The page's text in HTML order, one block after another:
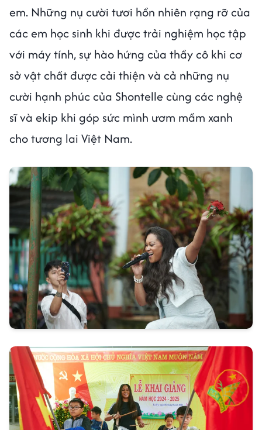
em. Những nụ cười tươi hồn nhiên rạng rỡ của
các em học sinh khi được trải nghiệm học tập
với máy tính, sự hào hứng của thầy cô khi cơ
sở vật chất được cải thiện và cả những nụ
cười hạnh phúc của Shontelle cùng các nghệ
sĩ và ekip khi góp sức mình ươm mầm xanh
cho tương lai Việt Nam.